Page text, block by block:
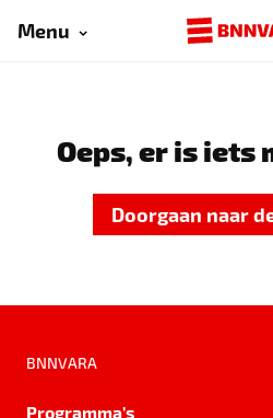
Menu
Oeps, er is iets
Doorgaan naar
BNNVARA
Programma's